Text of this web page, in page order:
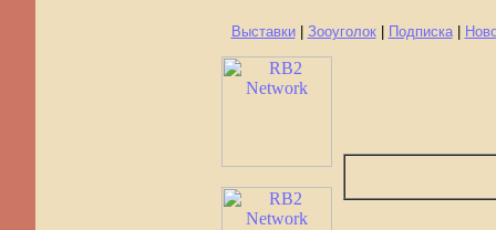
Выставки| Зооуголок| Подписка|